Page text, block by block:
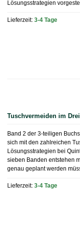
Lösungsstrategien
Lieferzeit: 3-4 Tage
Tuschvermeiden im
Band 2 der 3-teiligen
sich mit den zahlreichen
Lösungsstrategien bei
sieben Banden entstehen
genau geplant werden
Lieferzeit: 3-4 Tage